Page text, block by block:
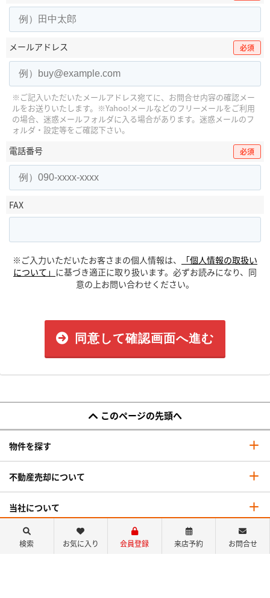
メールアドレス 必須
※ご記入いただいたメールアドレス宛てに、お問合せ内容の確認メー
ルをお送りいたします。 ※Yahoo!メールなどのフリーメールをご利用
の場合、迷惑メールフォルダに入る場合があります。 迷惑メールのフ
ォルダ・設定等をご確認下さい。
電話番号 必須
FAX
※ご入力いただいたお客さまの個人情報は、
「個人情報の取扱い
について」 に基づき適正に取り扱います。必ずお読みになり、同
意の上お問い合わせください。
同意して確認画面へ進む
このページの先頭へ
物件を探す
不動産売却について
当社について
045-290-0101
検索 お気に入り 会員登録 来店予約 お問合せ